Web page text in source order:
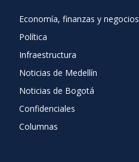
Economía, finanzas y negocios
Política
Infraestructura
Noticias de Medellín
Noticias de Bogotá
Confidenciales
Columnas